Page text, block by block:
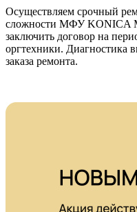
Осуществляем срочный
сложности МФУ KONICA
заключить договор на
оргтехники. Диагностика
заказа ремонта.